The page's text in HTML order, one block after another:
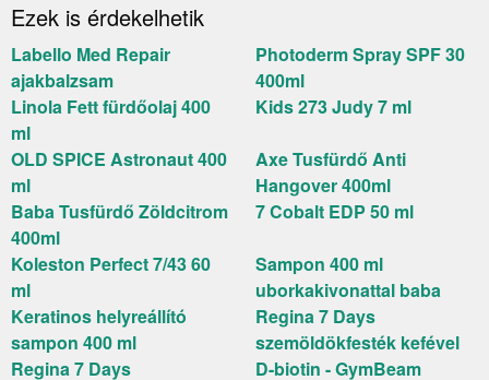
Ezek is érdekelhetik
Labello Med Repair
ajakbalzsam
Photoderm Spray SPF 30
400ml
Linola Fett fürdőolaj 400
ml
Kids 273 Judy 7 ml
OLD SPICE Astronaut 400
ml
Axe Tusfürdő Anti
Hangover 400ml
Baba Tusfürdő Zöldcitrom
400ml
7 Cobalt EDP 50 ml
Koleston Perfect 7/43 60
ml
Sampon 400 ml
uborkakivonattal baba
Keratinos helyreállító
sampon 400 ml
Regina 7 Days
szemöldökfesték kefével
Regina 7 Days
D-biotin - GymBeam